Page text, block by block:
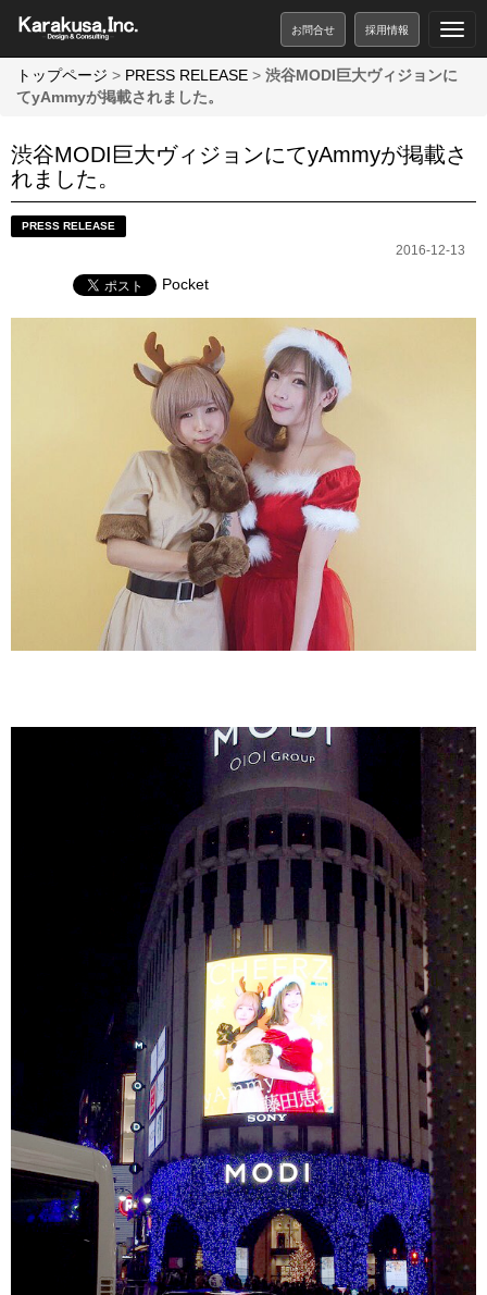
採用情報
お問合せ
トップページ > PRESS RELEASE > 渋谷MODI巨大ヴィジョンに
てyAmmyが掲載されました。
渋谷MODI巨大ヴィジョンにてyAmmyが掲載さ
れました。
PRESS RELEASE
2016-12-13
Pocket